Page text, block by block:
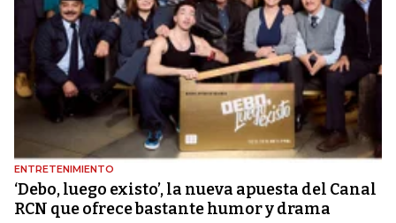
ENTRETENIMIENTO
‘Debo, luego existo’, la nueva apuesta del Canal
RCN que ofrece bastante humor y drama